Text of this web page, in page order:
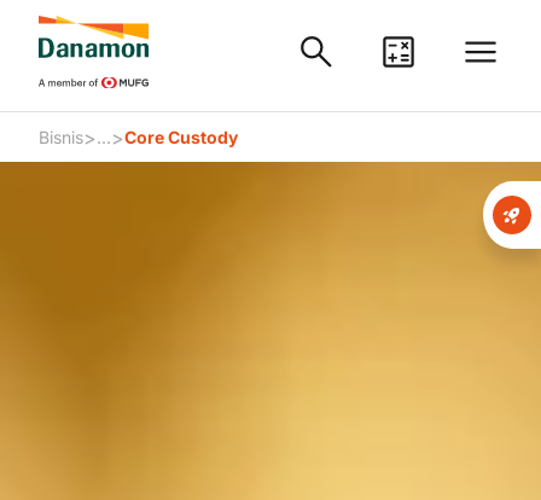
Bisnis>...>Core Custody